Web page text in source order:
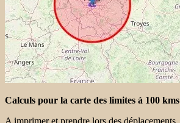
Calculs pour la carte des limites à 100 kms
A imprimer et prendre lors des déplacements